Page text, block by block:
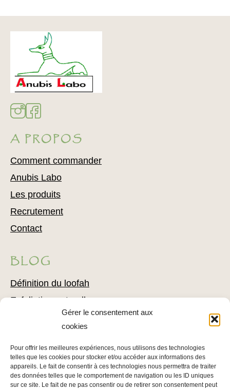
Gérer le consentement aux
cookies
Pour offrir les meilleures expériences, nous utilisons des technologies
telles que les cookies pour stocker et/ou accéder aux informations des
appareils. Le fait de consentir à ces technologies nous permettra de traiter
des données telles que le comportement de navigation ou les ID uniques
sur ce site. Le fait de ne pas consentir ou de retirer son consentement peut
A PROPOS
Comment commander
Anubis Labo
Les produits
Recrutement
Contact
BLOG
Définition du loofah
Exfoliation naturelle
Comment utiliser du loofah
Conseils pour l’épilation
Conseils pour soigner votre épiderme